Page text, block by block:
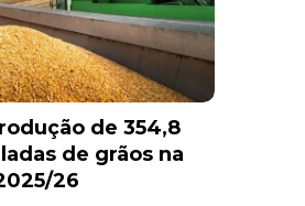
de 354,8
de grãos na
26